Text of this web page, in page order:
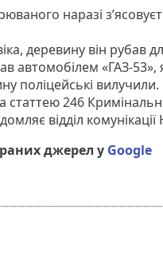
наразі
деревину він рубав
автомобілем «ГАЗ-
поліцейські
246
відділ
джерел у Google